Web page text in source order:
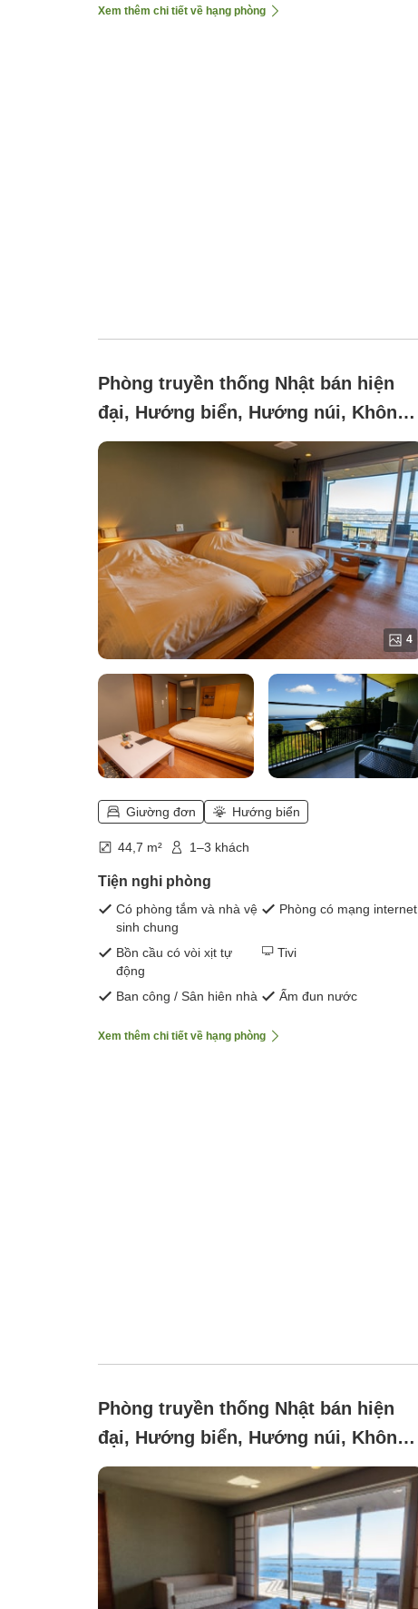
Xem thêm chi tiết về hạng phòng
Phòng truyền thống Nhật bán hiện
đại, Hướng biển, Hướng núi, Không
yêu cầu (Phòng khách thông thường
có kèm bồn tắm ngoài trời)
4
Giường đơn Hướng biển
44,7 m² 1–3 khách
Tiện nghi phòng
Có phòng tắm và nhà vệ
sinh chung
Phòng có mạng internet
Bồn cầu có vòi xịt tự
động
Tivi
Ban công / Sân hiên nhà Ấm đun nước
Xem thêm chi tiết về hạng phòng
Phòng truyền thống Nhật bán hiện
đại, Hướng biển, Hướng núi, Không
yêu cầu (Phòng tầng 2 tòa nhà riêng
biệt có bồn tắm ngoài trời)